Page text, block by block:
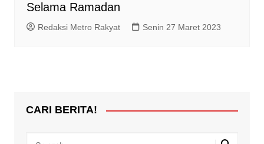
Selama Ramadan
Redaksi Metro Rakyat Senin 27 Maret 2023
CARI BERITA!